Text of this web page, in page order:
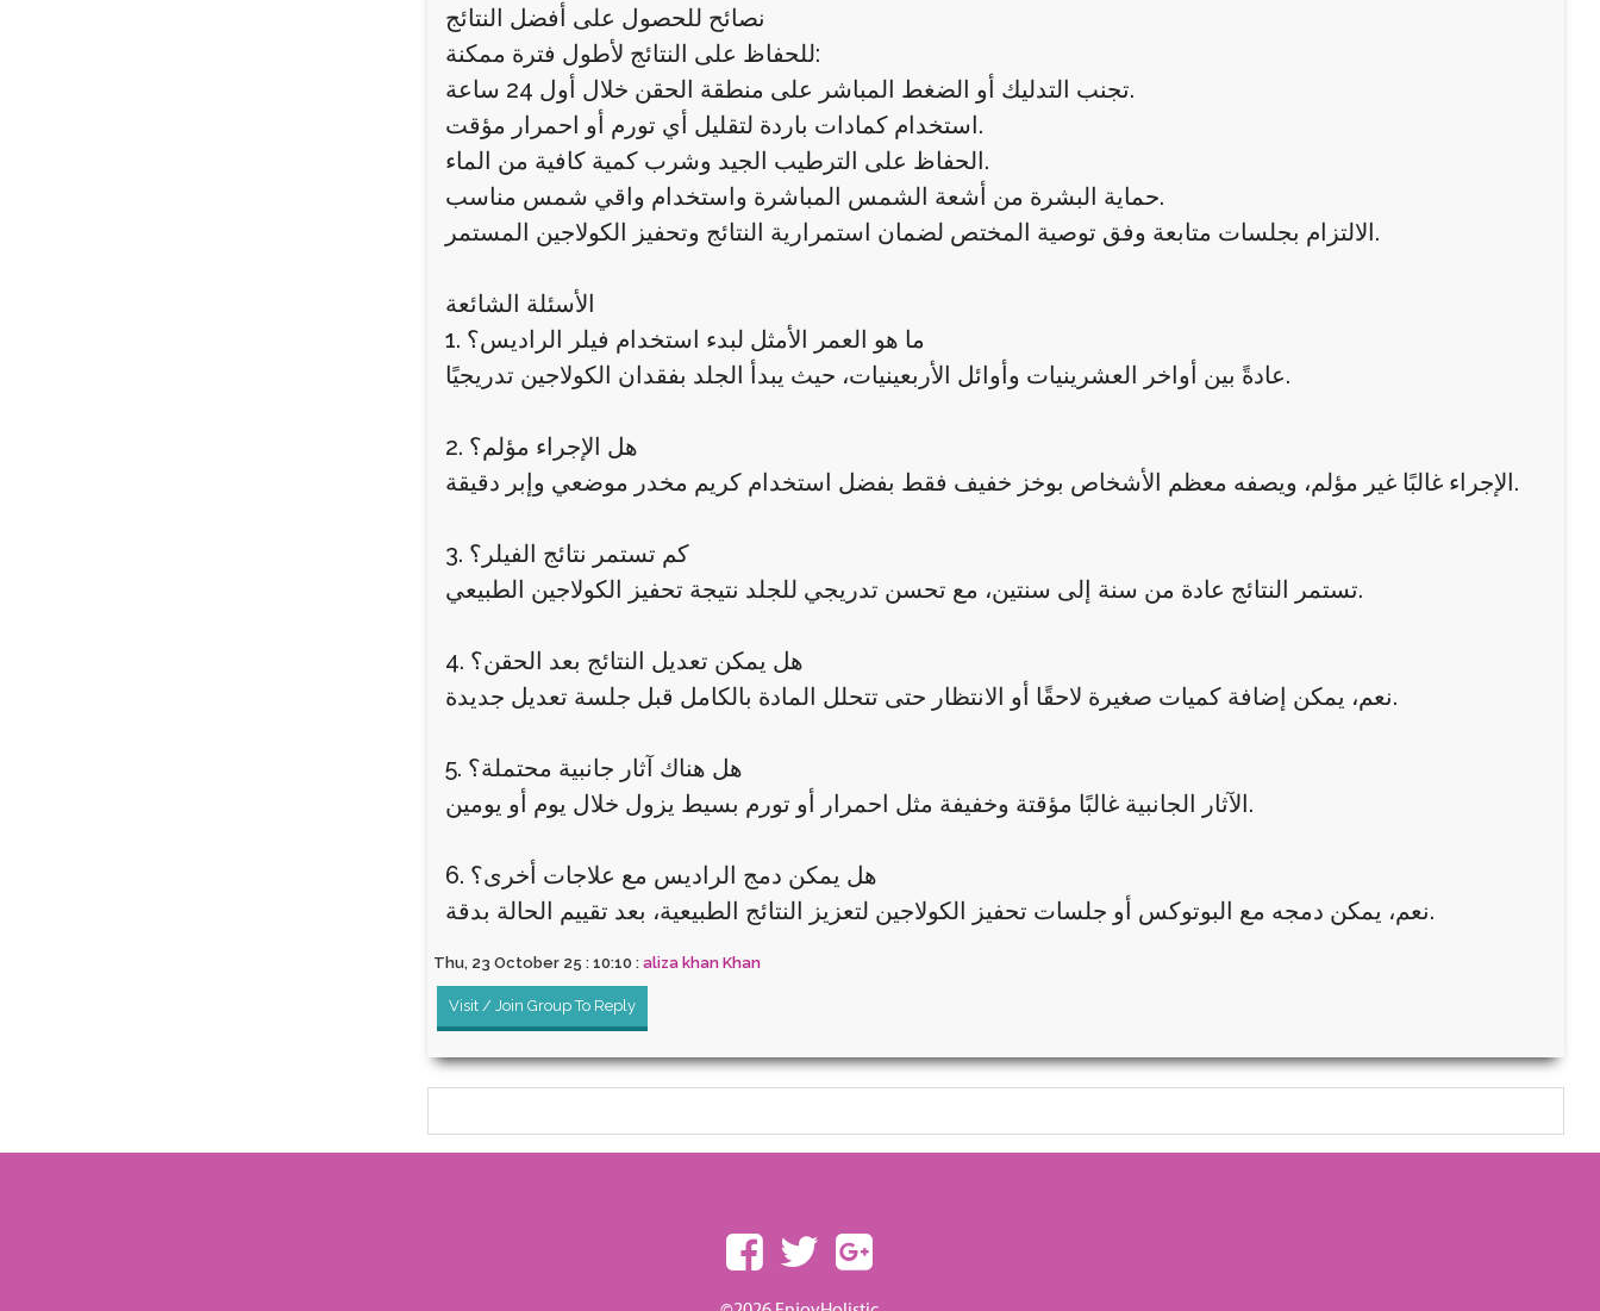
نصائح للحصول على أفضل النتائج
للحفاظ على النتائج لأطول فترة ممكنة:
تجنب التدليك أو الضغط المباشر على منطقة الحقن خلال أول 24 ساعة.
استخدام كمادات باردة لتقليل أي تورم أو احمرار مؤقت.
الحفاظ على الترطيب الجيد وشرب كمية كافية من الماء.
حماية البشرة من أشعة الشمس المباشرة واستخدام واقي شمس مناسب.
الالتزام بجلسات متابعة وفق توصية المختص لضمان استمرارية النتائج وتحفيز الكولاجين المستمر.
الأسئلة الشائعة
1. ما هو العمر الأمثل لبدء استخدام فيلر الراديس؟
عادةً بين أواخر العشرينيات وأوائل الأربعينيات، حيث يبدأ الجلد بفقدان الكولاجين تدريجيًا.
2. هل الإجراء مؤلم؟
الإجراء غالبًا غير مؤلم، ويصفه معظم الأشخاص بوخز خفيف فقط بفضل استخدام كريم مخدر موضعي وإبر دقيقة.
3. كم تستمر نتائج الفيلر؟
تستمر النتائج عادة من سنة إلى سنتين، مع تحسن تدريجي للجلد نتيجة تحفيز الكولاجين الطبيعي.
4. هل يمكن تعديل النتائج بعد الحقن؟
نعم، يمكن إضافة كميات صغيرة لاحقًا أو الانتظار حتى تتحلل المادة بالكامل قبل جلسة تعديل جديدة.
5. هل هناك آثار جانبية محتملة؟
الآثار الجانبية غالبًا مؤقتة وخفيفة مثل احمرار أو تورم بسيط يزول خلال يوم أو يومين.
6. هل يمكن دمج الراديس مع علاجات أخرى؟
نعم، يمكن دمجه مع البوتوكس أو جلسات تحفيز الكولاجين لتعزيز النتائج الطبيعية، بعد تقييم الحالة بدقة.
Thu, 23 October 25 : 10:10 : aliza khan Khan
Visit / Join Group To Reply